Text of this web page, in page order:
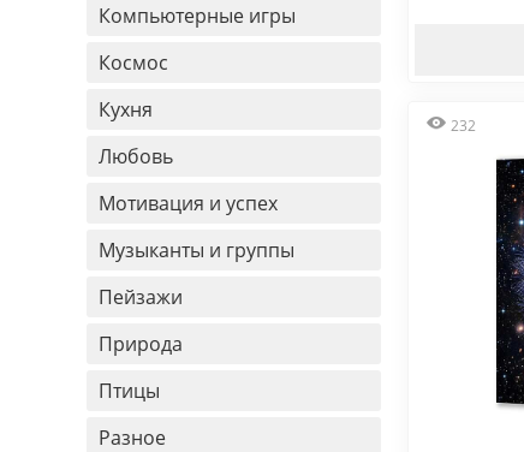
Компьютерные игры
Космос
Кухня
Любовь
Мотивация и успех
Музыканты и группы
Пейзажи
Природа
Птицы
Разное
232